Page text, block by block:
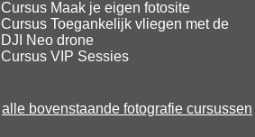
Cursus Maak je eigen fotosite
Cursus Toegankelijk vliegen met de
DJI Neo drone
Cursus VIP Sessies
alle bovenstaande fotografie cursussen